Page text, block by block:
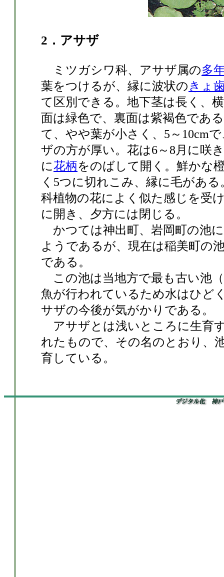
2．アサザ
ミツガシワ科、アサザ属の多
葉をつけるが、縁に波状のきょ
て区別できる。地下茎は長く、
面は緑色で、裏面は紫褐色であ
て、やや葉が小さく、5～10cm
ザの方が厚い。花は6～8月に咲
に花柄をのばして開く。鮮かな
く5つに切れこみ、縁に毛があ
科植物の花によく似た感じを受
に開き、夕方には閉じる。
かつては神出町、岩岡町の池
ようであるが、現在は稲美町の
である。
この池は当地方で最も古い池
魚が行われているため水はひど
サザの今後が気がかりである。
アサザとは浅いところに生育
れたもので、その名のとおり、
育している。